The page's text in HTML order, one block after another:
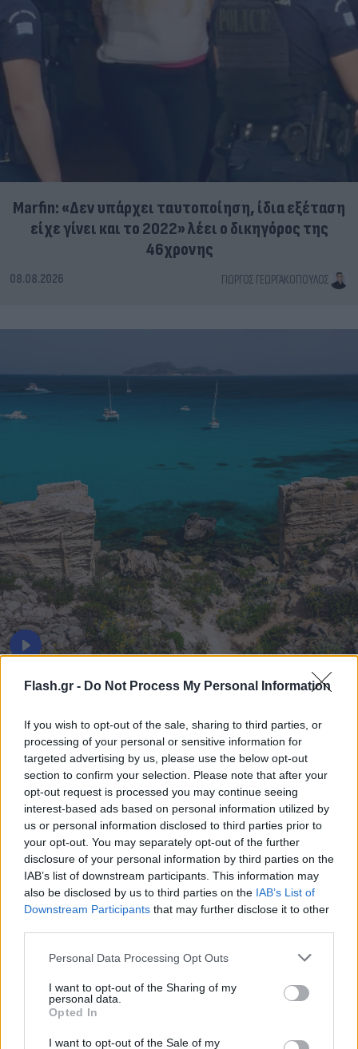
Flash.gr - Do Not Process My Personal Information
If you wish to opt-out of the sale, sharing to third parties, or
processing of your personal or sensitive information for
targeted advertising by us, please use the below opt-out
section to confirm your selection. Please note that after your
opt-out request is processed you may continue seeing
interest-based ads based on personal information utilized by
us or personal information disclosed to third parties prior to
your opt-out. You may separately opt-out of the further
disclosure of your personal information by third parties on the
IAB’s list of downstream participants. This information may
also be disclosed by us to third parties on the IAB’s List of
Downstream Participants that may further disclose it to other
Please note that this website/app uses one or more Google
not limited to your visit or usage behaviour. You may click to
grant or deny consent to Google and its third-party tags to
use your data for below specified purposes in below Google
consent section.
Personal Data Processing Opt Outs
I want to opt-out of the Sharing of my
personal data.
Opted In
I want to opt-out of the Sale of my
Marfin: «Δεν υπάρχει ταυτοποίηση, ίδια εξέταση
είχε γίνει και το 2022» λέει ο δικηγόρος της
46χρονης
08.08.2026 ΓΙΏΡΓΟΣ ΓΕΩΡΓΑΚΌΠΟΥΛΟΣ
To αναπάντεχο δώρο της «Οδύσσειας» σε ένα
άγνωστο νησί της Σικελίας
08.08.2026 ΒΑΣΙΛΙΚΉ ΚΟΥΚΊΟΥ